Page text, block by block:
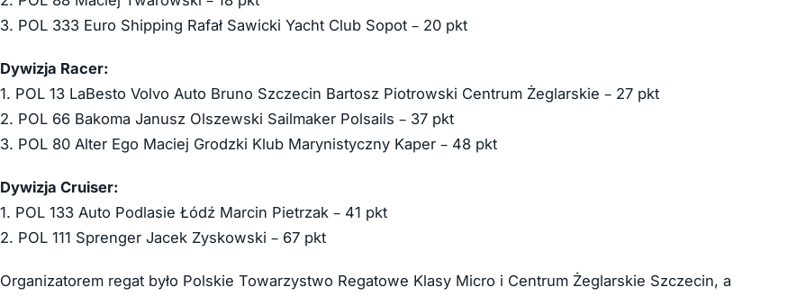
3. POL 333 Euro Shipping Rafał Sawicki Yacht Club Sopot – 20 pkt
Dywizja Racer:
1. POL 13 LaBesto Volvo Auto Bruno Szczecin Bartosz Piotrowski Centrum Żeglarskie – 27 pkt
2. POL 66 Bakoma Janusz Olszewski Sailmaker Polsails – 37 pkt
3. POL 80 Alter Ego Maciej Grodzki Klub Marynistyczny Kaper – 48 pkt
Dywizja Cruiser:
1. POL 133 Auto Podlasie Łódź Marcin Pietrzak – 41 pkt
2. POL 111 Sprenger Jacek Zyskowski – 67 pkt
Organizatorem regat było Polskie Towarzystwo Regatowe Klasy Micro i Centrum Żeglarskie Szczecin, a